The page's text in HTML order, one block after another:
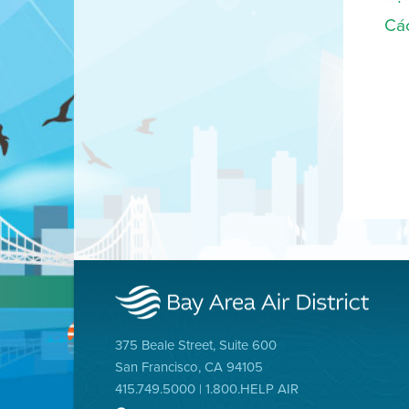
375 Beale Street, Suite 600
San Francisco, CA 94105
415.749.5000 | 1.800.HELP AIR